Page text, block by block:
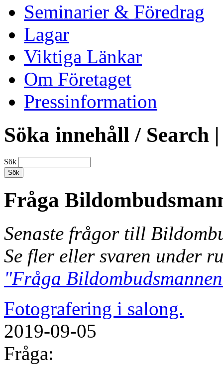
Seminarier & Föredrag
Lagar
Viktiga Länkar
Om Företaget
Pressinformation
Söka innehåll / Search
Sök
Fråga
Senaste frågor till
Se fler eller svaren under
"Fråga
Fotografering i salong.
2019-09-05
Fråga: